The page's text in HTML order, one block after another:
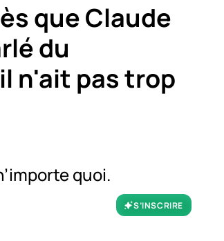
que Claude
du
n'ait pas trop
quoi.
S’INSCRIRE